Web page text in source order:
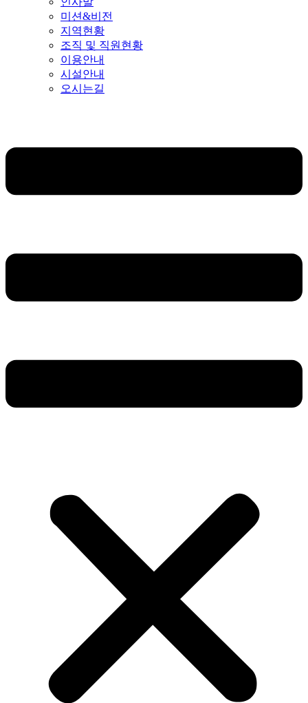
미션&비전
지역현황
조직 및 직원현황
이용안내
시설안내
오시는길